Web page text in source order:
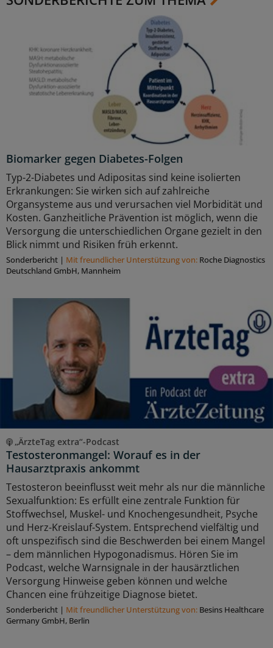
Biomarker gegen Diabetes-Folgen
Typ-2-Diabetes und Adipositas sind keine isolierten
Erkrankungen: Sie wirken sich auf zahlreiche
Organsysteme aus und verursachen viel Morbidität und
Kosten. Ganzheitliche Prävention ist möglich, wenn die
Versorgung die unterschiedlichen Organe gezielt in den
Blick nimmt und Risiken früh erkennt.
Sonderbericht | Mit freundlicher Unterstützung von: Roche Diagnostics
Deutschland GmbH, Mannheim
„ÄrzteTag extra“-Podcast
Testosteronmangel: Worauf es in der
Hausarztpraxis ankommt
Testosteron beeinflusst weit mehr als nur die männliche
Sexualfunktion: Es erfüllt eine zentrale Funktion für
Stoffwechsel, Muskel- und Knochengesundheit, Psyche
und Herz-Kreislauf-System. Entsprechend vielfältig und
oft unspezifisch sind die Beschwerden bei einem Mangel
– dem männlichen Hypogonadismus. Hören Sie im
Podcast, welche Warnsignale in der hausärztlichen
Versorgung Hinweise geben können und welche
Chancen eine frühzeitige Diagnose bietet.
Sonderbericht | Mit freundlicher Unterstützung von: Besins Healthcare
Germany GmbH, Berlin